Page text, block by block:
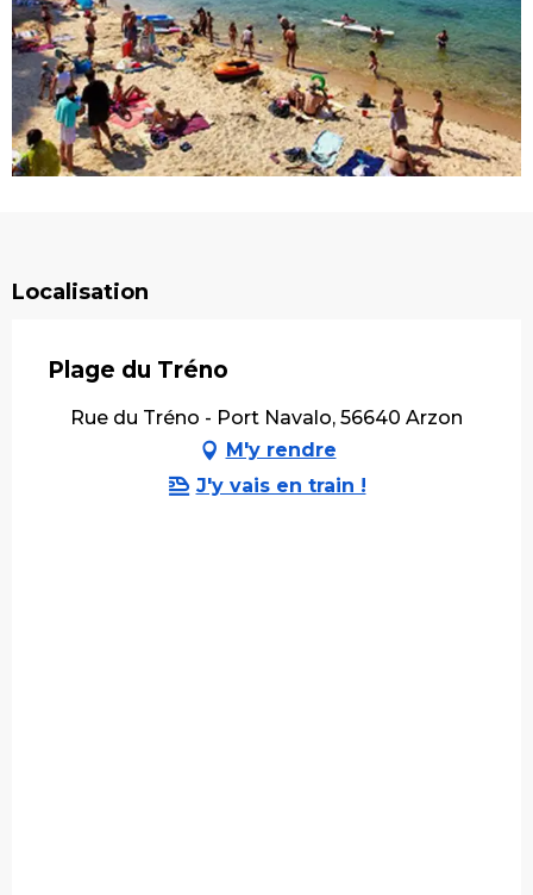
Localisation
Plage du Tréno
Rue du Tréno - Port Navalo, 56640 Arzon
M'y rendre
J'y vais en train !